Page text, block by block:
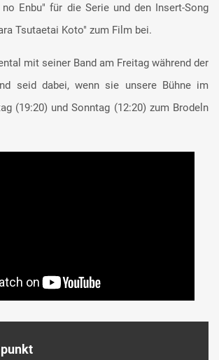
no Enbu" für die Serie und den Insert-Song
Tsutaetai Koto" zum Film bei.
mit seiner Band am Freitag während der
seid dabei, wenn sie unsere Bühne im
(19:20) und Sonntag (12:20) zum Brodeln